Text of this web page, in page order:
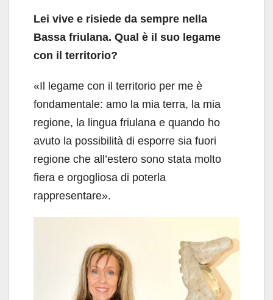
Lei vive e risiede da sempre nella
Bassa friulana. Qual è il suo legame
con il territorio?
«Il legame con il territorio per me è
fondamentale: amo la mia terra, la mia
regione, la lingua friulana e quando ho
avuto la possibilità di esporre sia fuori
regione che all’estero sono stata molto
fiera e orgogliosa di poterla
rappresentare».